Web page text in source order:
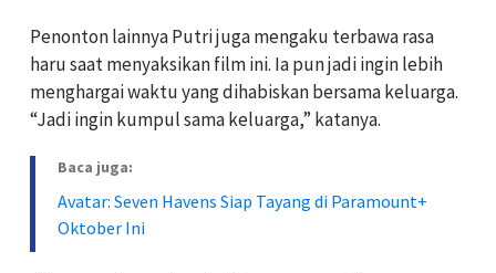
Penonton lainnya Putri juga mengaku terbawa rasa
haru saat menyaksikan film ini. Ia pun jadi ingin lebih
menghargai waktu yang dihabiskan bersama keluarga.
“Jadi ingin kumpul sama keluarga,” katanya.
Baca juga:
Avatar: Seven Havens Siap Tayang di Paramount+
Oktober Ini